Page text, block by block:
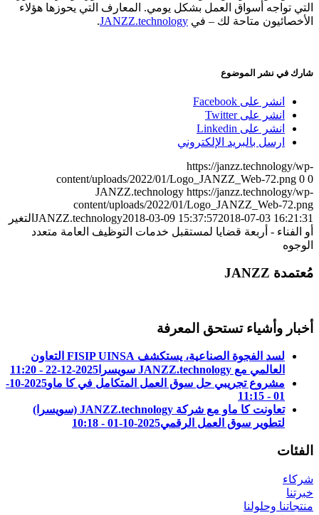
التي تواجه أسواق العمل بشكل يومي. المعارف التي يحوزها هؤلاء
الأخصائيون متاحة لك – في JANZZ.technology
.
شارك في نشر الموضوع
انشر على Facebook
انشر على Twitter
انشر على Linkedin
ارسل بالبريد الإلكتروني
https://janzz.technology/wp-
content/uploads/2022/01/Logo_JANZZ_Web-72.png 0 0
JANZZ.technology https://janzz.technology/wp-
content/uploads/2022/01/Logo_JANZZ_Web-72.png
JANZZ.technology2018-03-09 15:37:572018-07-03 16:21:31
التغير
أو الفناء - أربعة قضايا لمستقبل خدمات التوظيف العامة متعدد
الوجوه
مُعتمدة JANZZ
أخبار وأشياء تستحق المعرفة
لسد الفجوة الصناعية، يستكشف FISIP UINSA التعاون
العالمي مع JANZZ.technology سويسرا
2025-12-22 - 11:20
مشروع تجريبي حل سوق العمل المتكامل في كا ماو
2025-10-
01 - 11:15
تعاونت كا ماو مع شركة JANZZ.technology (سويسرا)
لتطوير سوق العمل الرقمي2025-10-01 - 10:18
الفئات
شركاء
خبرتنا
منتجاتنا وحلولنا